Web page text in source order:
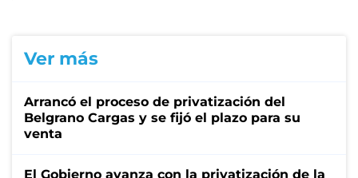
Ver más
Arrancó el proceso de privatización del
Belgrano Cargas y se fijó el plazo para su
venta
El Gobierno avanza con la privatización de la